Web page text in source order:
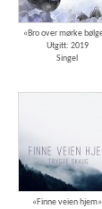
«Bro over mørke
Utgitt: 2019
Singel
«Finne veien hjem»